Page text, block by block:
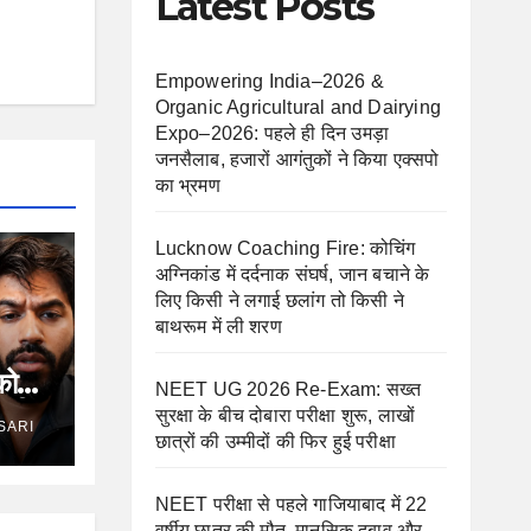
Empowering India–2026 &
Organic Agricultural and Dairying
Expo–2026: पहले ही दिन उमड़ा
जनसैलाब, हजारों आगंतुकों ने किया एक्सपो
का भ्रमण
Lucknow Coaching Fire: कोचिंग
अग्निकांड में दर्दनाक संघर्ष, जान बचाने के
लिए किसी ने लगाई छलांग तो किसी ने
बाथरूम में ली शरण
NEET UG 2026 Re-Exam: सख्त
सुरक्षा के बीच दोबारा परीक्षा शुरू, लाखों
छात्रों की उम्मीदों की फिर हुई परीक्षा
NEET परीक्षा से पहले गाजियाबाद में 22